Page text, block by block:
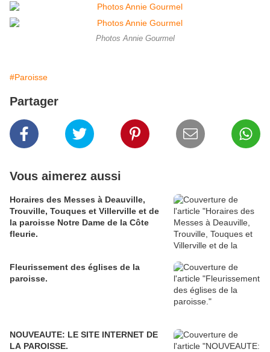
Photos Annie Gourmel
#Paroisse
Partager
Vous aimerez aussi
Horaires des Messes à Deauville,
Trouville, Touques et Villerville et de
la paroisse Notre Dame de la Côte
fleurie.
Fleurissement des églises de la
paroisse.
NOUVEAUTE: LE SITE INTERNET DE
LA PAROISSE.